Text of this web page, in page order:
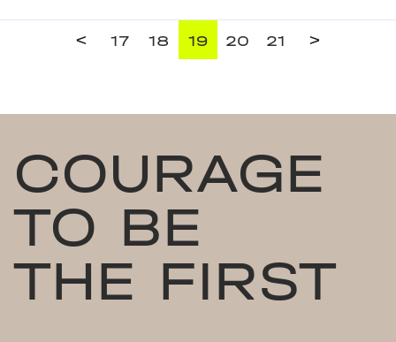
< 17 18 19 20 21 >
COURAGE
TO BE
THE FIRST